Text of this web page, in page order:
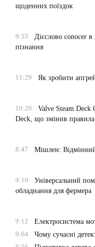
щоденних поїздок
9:55
Дієслово conocer в
пізнання
11:29
Як зробити
10:29
Valve Steam
Deck, що змінив
8:47
Мішлен:
9:10
Універсальний
обладнання для фермера
9:12
Електросистема
9:04
Чому сучасні